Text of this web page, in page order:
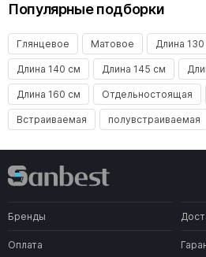
Популярные подборки
Глянцевое Матовое Длина
Длина 140 см Длина 145 см
Длина 160 см Отдельностоящая
Встраиваемая полувстраиваемая
Бренды
Оплата